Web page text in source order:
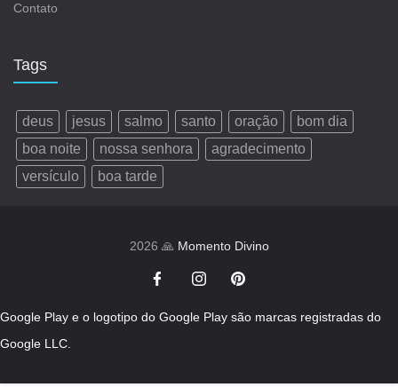
Contato
Tags
deus jesus salmo santo oração
bom dia
boa noite
nossa senhora
agradecimento
versículo
boa tarde
2026 🙏 Momento Divino
Google Play e o logotipo do Google Play são marcas registradas do
Google LLC.